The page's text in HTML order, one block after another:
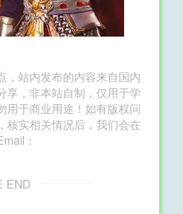
，站内发布的内容来自国内
享，非本站自制，仅用于学
用于商业用途！如有版权问
核实相关情况后，我们会在
：
END